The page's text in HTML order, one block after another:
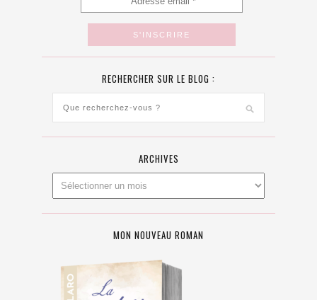
RECHERCHER SUR LE BLOG :
ARCHIVES
MON NOUVEAU ROMAN